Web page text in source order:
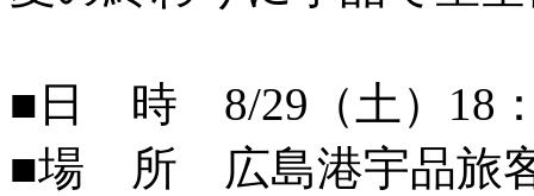
■日 時 8/29（土）18
■場 所 広島港宇品旅